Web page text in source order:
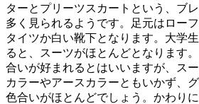
ターとプリーツスカートという、ブ
多く見られるようです。足元はロー
タイツか白い靴下となります。大学
ると、スーツがほとんどとなります
合いが好まれるとはいいますが、ス
カラーやアースカラーともいかず、
色合いがほとんどでしょう。かわり